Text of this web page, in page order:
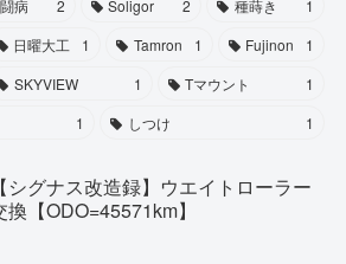
闘病 2 Soligor 2 種蒔き
1
日曜大工 1 Tamron 1 Fujinon
1
SKYVIEW 1 Tマウント
1
1 しつけ 1
【シグナス改造録】ウエイトローラー
換【ODO=45571km】